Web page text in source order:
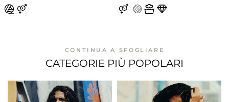
CONTINUA A SFOGLIARE
CATEGORIE PIÙ POPOLARI